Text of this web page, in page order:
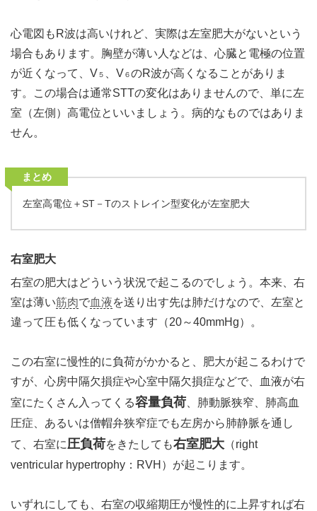
心電図もR波は高いけれど、実際は左室肥大がないという
場合もあります。胸壁が薄い人などは、心臓と電極の位置
が近くなって、V５ 、V６のR波が高くなることがありま
す。この場合は通常STTの変化はありませんので、単に左
室（左側）高電位といいましょう。病的なものではありま
せん。
まとめ
左室高電位＋ST－Tのストレイン型変化が左室肥大
右室肥大
右室の肥大はどういう状況で起こるのでしょう。本来、右
室は薄い筋肉で血液を送り出す先は肺だけなので、左室と
違って圧も低くなっています（20～40mmHg）。
この右室に慢性的に負荷がかかると、肥大が起こるわけで
すが、心房中隔欠損症や心室中隔欠損症などで、血液が右
室にたくさん入ってくる容量負荷 、肺動脈狭窄、肺高血
圧症、あるいは僧帽弁狭窄症でも左房から肺静脈を通し
て、右室に圧負荷をきたしても右室肥大 （right
ventricular hypertrophy：RVH）が起こります。
いずれにしても、右室の収縮期圧が慢性的に上昇すれば右